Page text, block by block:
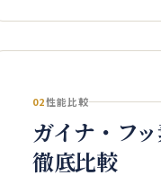
02性能比較
ガイナ・フ
徹底比較